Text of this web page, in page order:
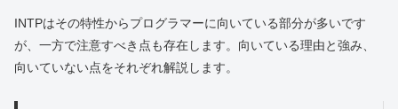
INTPはその特性からプログラマーに向いている部分が多いです
が、一方で注意すべき点も存在します。向いている理由と強み、
向いていない点をそれぞれ解説します。